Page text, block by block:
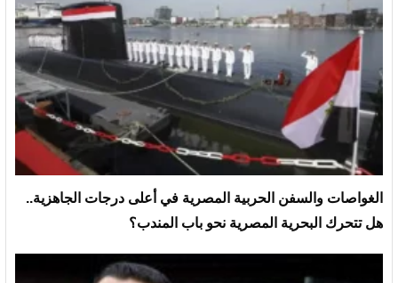
الغواصات والسفن الحربية المصرية في أعلى درجات الجاهزية..
هل تتحرك البحرية المصرية نحو باب المندب؟